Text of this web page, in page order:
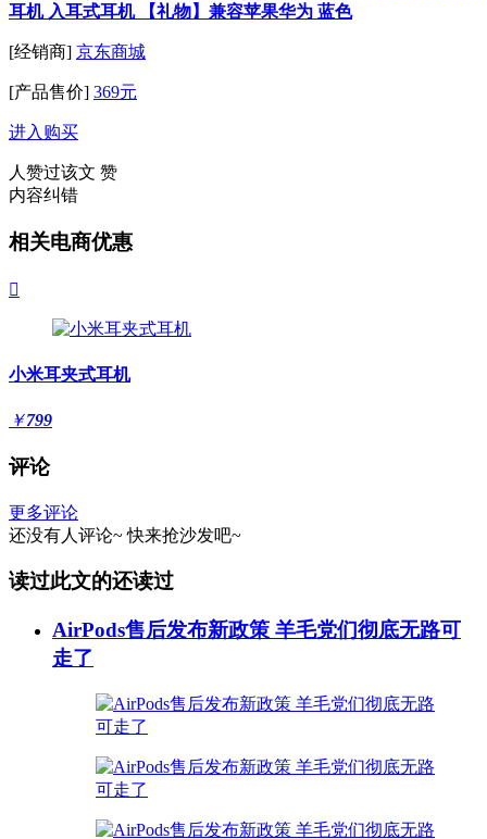
耳机 入耳式耳机 【礼物】兼容苹果华为 蓝色
[经销商] 京东商城
[产品售价] 369元
进入购买
人赞过该文 赞
内容纠错
相关电商优惠

小米耳夹式耳机
￥799
评论
更多评论
还没有人评论~ 快来抢沙发吧~
读过此文的还读过
AirPods售后发布新政策 羊毛党们彻底无路可
走了